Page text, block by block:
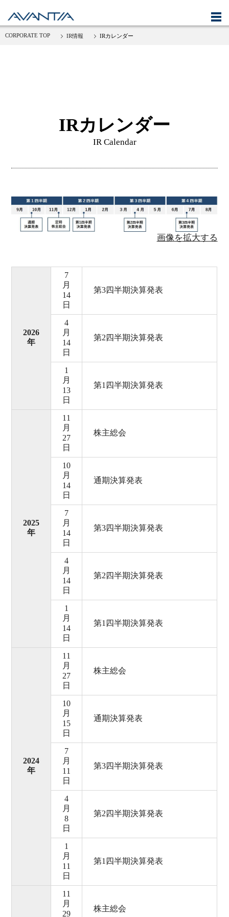
CORPORATE TOP IR情報 IRカレンダー
IRカレンダー
IR Calendar
画像を拡大する
2026
年
7
月
14
日
第3四半期決算発表
4
月
14
日
第2四半期決算発表
1
月
13
日
第1四半期決算発表
2025
年
11
月
27
日
株主総会
10
月
14
日
通期決算発表
7
月
14
日
第3四半期決算発表
4
月
14
日
第2四半期決算発表
1
月
14
日
第1四半期決算発表
2024
年
11
月
27
日
株主総会
10
月
15
日
通期決算発表
7
月
11
日
第3四半期決算発表
4
月
8
日
第2四半期決算発表
1
月
11
日
第1四半期決算発表
11
月
29
株主総会